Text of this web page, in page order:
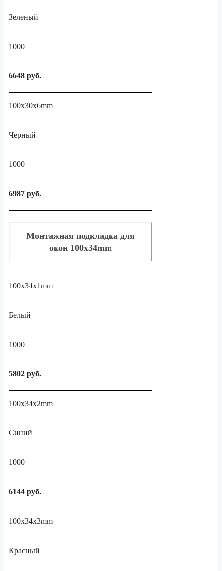
Зеленый
1000
6648 руб.
100x30x6mm
Черный
1000
6987 руб.
Монтажная подкладка для
окон 100x34mm
100x34x1mm
Белый
1000
5802 руб.
100x34x2mm
Синий
1000
6144 руб.
100x34x3mm
Красный